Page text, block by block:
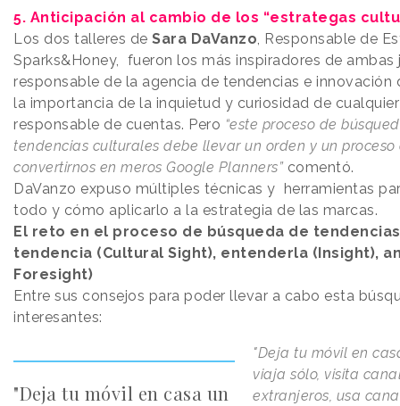
5. Anticipación al cambio de los “estrategas
Los dos talleres de Sara DaVanzo , Responsable de
Sparks&Honey, fueron los más inspiradores de ambas
responsable de la agencia de tendencias e innovación
la importancia de la inquietud y curiosidad de
responsable de cuentas. Pero “este proceso de
tendencias culturales debe llevar un orden y un proceso
convertirnos en meros Google Planners”comentó.
DaVanzo expuso múltiples técnicas y herramientas
todo y cómo aplicarlo a la estrategia de las marcas.
El reto en el proceso de búsqueda de
tendencia (Cultural Sight), entenderla (Insight),
Foresight)
Entre sus consejos para poder llevar a cabo esta
interesantes:
"Deja tu móvil en casa un
"Deja tu móvil en
viaja sólo, visita
extranjeros, usa